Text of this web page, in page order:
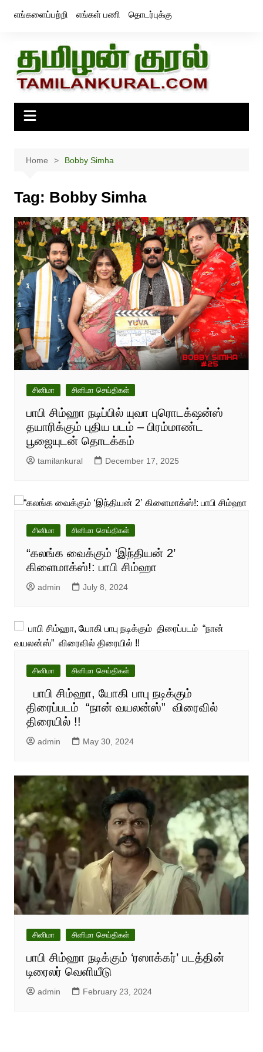
எங்களைப்பற்றி எங்கள் பணி தொடர்புக்கு
Home Bobby Simha
Tag: Bobby Simha
சினிமா சினிமா செய்திகள்
பாபி சிம்ஹா நடிப்பில் யுவா புரொடக்‌ஷன்ஸ்
தயாரிக்கும் புதிய படம் – பிரம்மாண்ட
பூஜையுடன் தொடக்கம்
tamilankural December 17, 2025
சினிமா சினிமா செய்திகள்
“கலங்க வைக்கும் ‘இந்தியன் 2’
கிளைமாக்ஸ்!: பாபி சிம்ஹா
admin July 8, 2024
சினிமா சினிமா செய்திகள்
பாபி சிம்ஹா, யோகி பாபு நடிக்கும்
திரைப்படம் “நான் வயலன்ஸ்” விரைவில்
திரையில் !!
admin May 30, 2024
சினிமா சினிமா செய்திகள்
பாபி சிம்ஹா நடிக்கும் ‘ரஸாக்கர்’ படத்தின்
டிரைலர் வெளியீடு
admin February 23, 2024